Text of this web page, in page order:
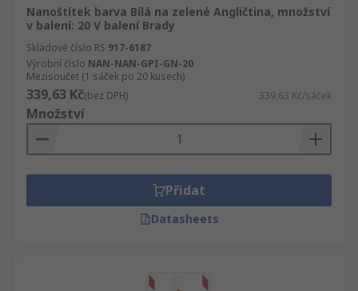
Nanoštítek barva Bílá na zelené Angličtina, množství
v balení: 20 V balení Brady
Skladové číslo RS 917-6187
Výrobní číslo NAN-NAN-GPI-GN-20
Mezisoučet (1 sáček po 20 kusech)
339,63 Kč(bez DPH) 339,63 Kč/sáček
Množství
Přidat
Datasheets